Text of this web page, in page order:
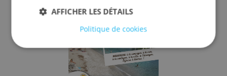
AFFICHER LES DÉTAILS
Politique de cookies